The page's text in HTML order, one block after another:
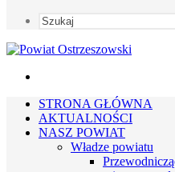
STRONA GŁÓWNA
AKTUALNOŚCI
NASZ POWIAT
Władze powiatu